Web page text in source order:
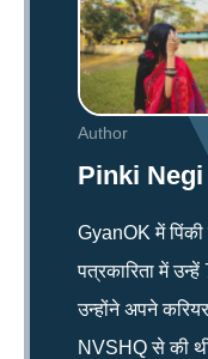
Author
Pinki Negi
GyanOK में पिंकी
पत्रकारिता में उन्हें
उन्होंने अपने
NVSHQ से की